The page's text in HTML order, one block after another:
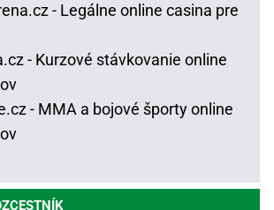
- Legálne online casina pre
- Kurzové stávkovanie online
- MMA a bojové športy online